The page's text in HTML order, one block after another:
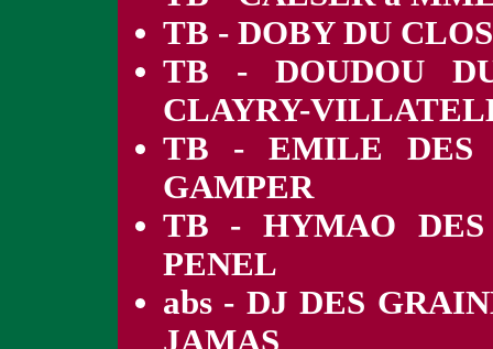
TB - DOBY DU
TB - DOUDOU
CLAYRY-
TB - EMILE DES
GAMPER
TB - HYMAO
PENEL
abs - DJ DES
JAMAS